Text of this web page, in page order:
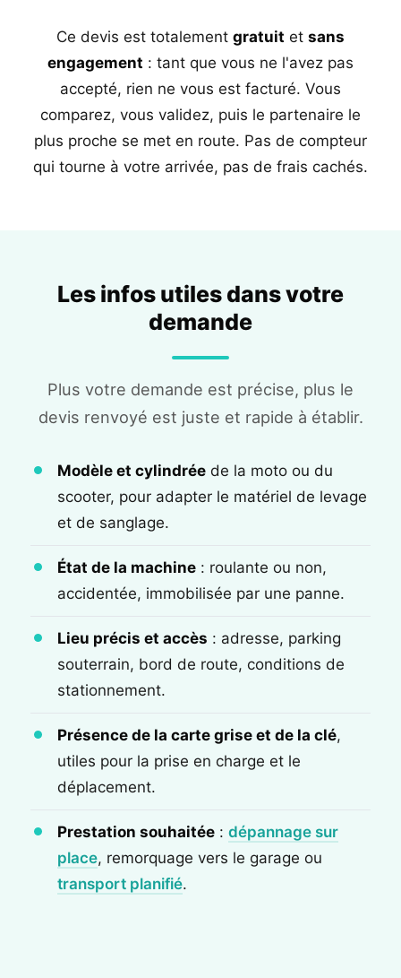
Ce devis est totalement gratuit et sans
engagement : tant que vous ne l'avez pas
accepté, rien ne vous est facturé. Vous
comparez, vous validez, puis le partenaire le
plus proche se met en route. Pas de compteur
qui tourne à votre arrivée, pas de frais cachés.
Les infos utiles dans votre
demande
Plus votre demande est précise, plus le
devis renvoyé est juste et rapide à établir.
Modèle et cylindrée de la moto ou du
scooter, pour adapter le matériel de levage
et de sanglage.
État de la machine : roulante ou non,
accidentée, immobilisée par une panne.
Lieu précis et accès : adresse, parking
souterrain, bord de route, conditions de
stationnement.
Présence de la carte grise et de la clé,
utiles pour la prise en charge et le
déplacement.
Prestation souhaitée : dépannage sur
place, remorquage vers le garage ou
transport planifié.